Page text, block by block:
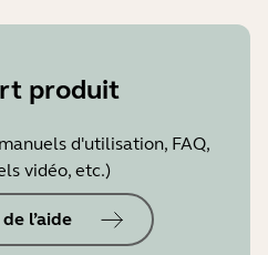
produit
d'utilisation, FAQ,
vidéo, etc.)
l’aide